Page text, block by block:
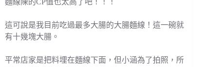
麵線陳的CP值也太高了吧！！！
這可說是我目前吃過最多大腸的大腸麵線！這一碗就
有十幾塊大腸。
平常店家是把料埋在麵線下面，但小涵為了拍照，所